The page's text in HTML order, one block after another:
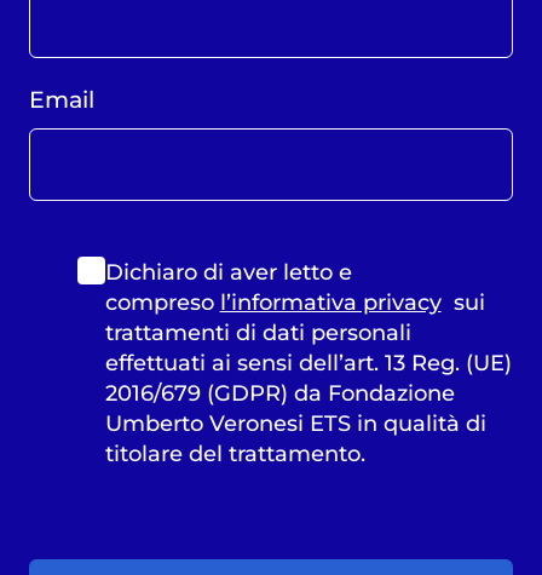
Email
Dichiaro di aver letto e
compreso l’informativa privacysui
trattamenti di dati personali
effettuati ai sensi dell’art. 13 Reg. (UE)
2016/679 (GDPR) da Fondazione
Umberto Veronesi ETS in qualità di
titolare del trattamento.